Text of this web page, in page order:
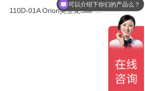
110D-01A Orion奥立龙Star A113台式溶解氧仪
可以介绍下你们的产品么？